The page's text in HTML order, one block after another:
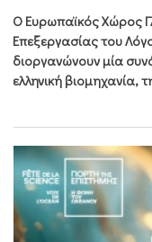
Ο Ευρωπαϊκός Χώρος
Επεξεργασίας του
διοργανώνουν μία
ελληνική βιομηχανία,